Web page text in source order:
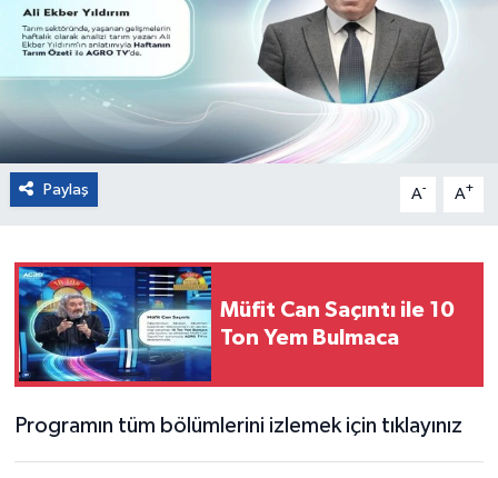
Paylaş A- A+
Müfit Can Saçıntı ile 10
Ton Yem Bulmaca
Programın tüm bölümlerini izlemek için tıklayınız